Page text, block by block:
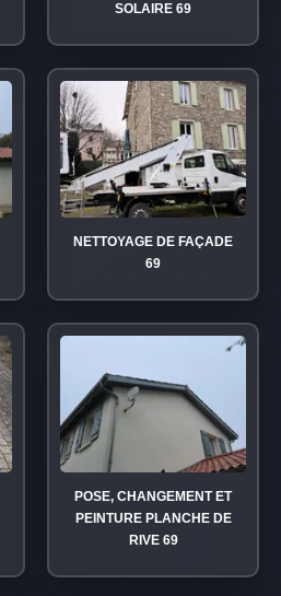
SOLAIRE 69
NETTOYAGE DE FAÇADE
69
POSE, CHANGEMENT ET
PEINTURE PLANCHE DE
RIVE 69